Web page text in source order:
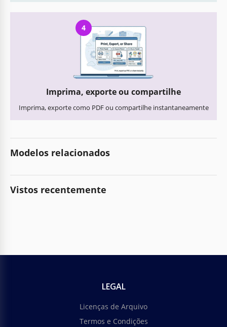
4
Imprima, exporte ou compartilhe
Imprima, exporte como PDF ou compartilhe instantaneamente
Modelos relacionados
Vistos recentemente
LEGAL
Licenças de Arquivo
Termos e Condições